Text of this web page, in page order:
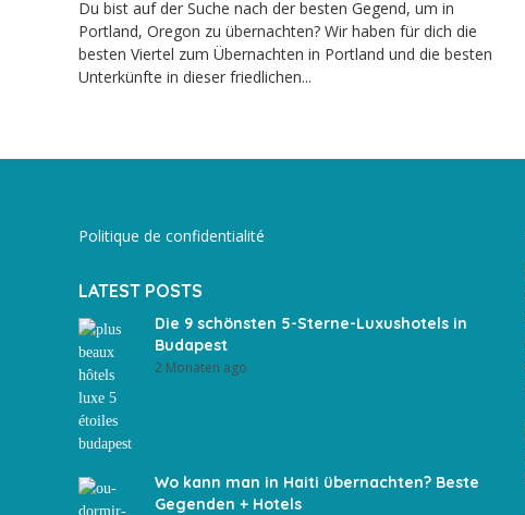
Du bist auf der Suche nach der besten Gegend, um in
Portland, Oregon zu übernachten? Wir haben für dich die
besten Viertel zum Übernachten in Portland und die besten
Unterkünfte in dieser friedlichen...
Politique de confidentialité
LATEST POSTS
Die 9 schönsten 5-Sterne-Luxushotels in
Budapest
2 Monaten ago
Wo kann man in Haiti übernachten? Beste
Gegenden + Hotels